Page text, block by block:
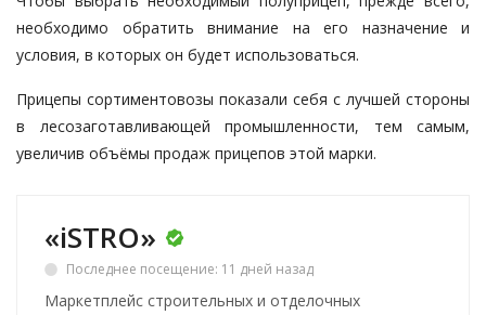
необходимо обратить внимание на его назначение и
условия, в которых он будет использоваться.
Прицепы сортиментовозы показали себя с лучшей стороны
в лесозаготавливающей промышленности, тем самым,
увеличив объёмы продаж прицепов этой марки.
«iSTRO»
Последнее посещение: 11 дней назад
Маркетплейс строительных и отделочных